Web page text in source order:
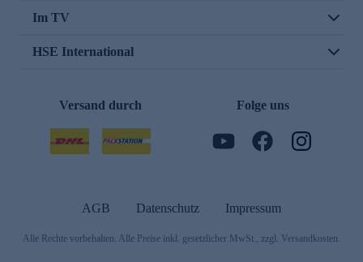
Im TV
HSE International
Versand durch Folge uns
AGB Datenschutz Impressum
Alle Rechte vorbehalten. Alle Preise inkl. gesetzlicher MwSt., zzgl. Versandkosten.